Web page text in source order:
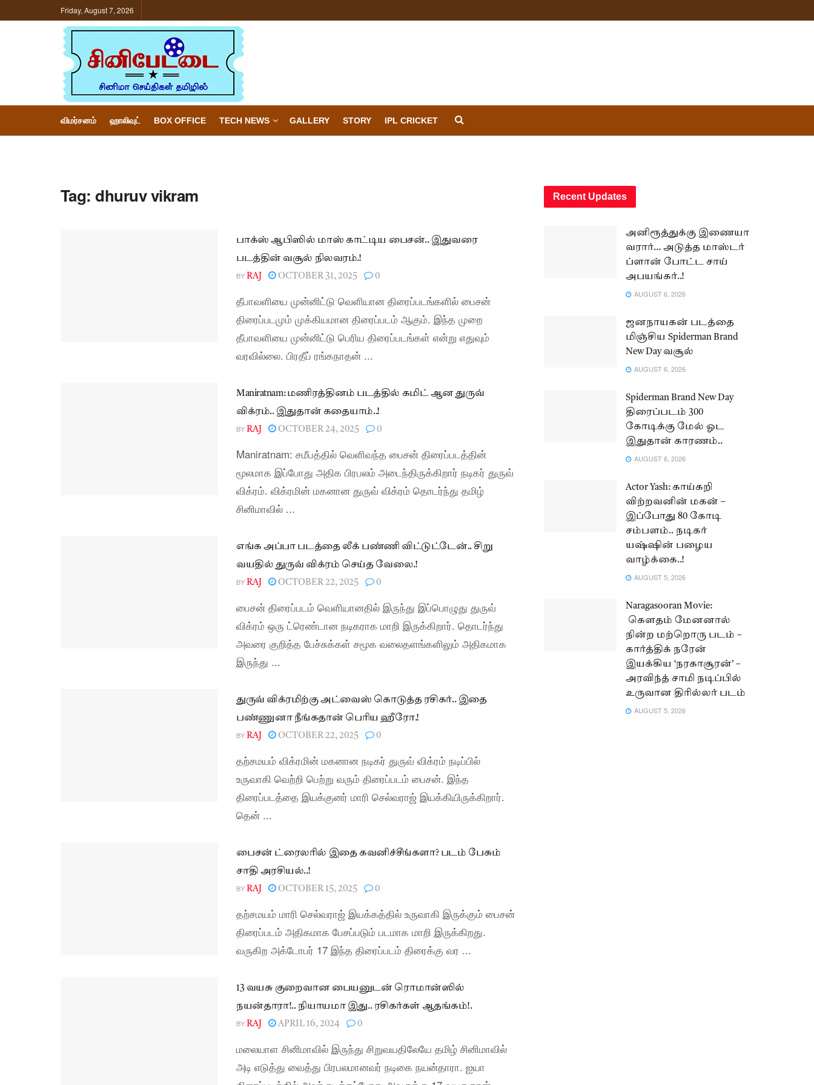
Friday, August 7, 2026
விமர்சனம் ஹாலிவுட் BOX OFFICE TECH NEWS GALLERY STORY IPL CRICKET
Tag:dhuruv vikram
பாக்ஸ் ஆபிஸில் மாஸ் காட்டிய பைசன்.. இதுவரை
படத்தின் வசூல் நிலவரம்.!
BY RAJ OCTOBER 31, 2025 0
தீபாவளியை முன்னிட்டு வெளியான திரைப்படங்களில் பைசன்
திரைப்படமும் முக்கியமான திரைப்படம் ஆகும். இந்த முறை
தீபாவளியை முன்னிட்டு பெரிய திரைப்படங்கள் என்று எதுவும்
வரவில்லை. பிரதீப் ரங்கநாதன் ...
Maniratnam: மணிரத்தினம் படத்தில் கமிட் ஆன துருவ்
விக்ரம்.. இதுதான் கதையாம்..!
BY RAJ OCTOBER 24, 2025 0
Maniratnam: சமீபத்தில் வெளிவந்த பைசன் திரைப்படத்தின்
மூலமாக இப்போது அதிக பிரபலம் அடைந்திருக்கிறார் நடிகர் துருவ்
விக்ரம். விக்ரமின் மகனான துருவ் விக்ரம் தொடர்ந்து தமிழ்
சினிமாவில் ...
எங்க அப்பா படத்தை லீக் பண்ணி விட்டுட்டேன்.. சிறு
வயதில் துருவ் விக்ரம் செய்த வேலை.!
BY RAJ OCTOBER 22, 2025 0
பைசன் திரைப்படம் வெளியானதில் இருந்து இப்பொழுது துருவ்
விக்ரம் ஒரு ட்ரெண்டான நடிகராக மாறி இருக்கிறார். தொடர்ந்து
அவரை குறித்த பேச்சுக்கள் சமூக வலைதளங்களிலும் அதிகமாக
இருந்து ...
துருவ் விக்ரமிற்கு அட்வைஸ் கொடுத்த ரசிகர்.. இதை
பண்ணுனா நீங்கதான் பெரிய ஹீரோ.!
BY RAJ OCTOBER 22, 2025 0
தற்சமயம் விக்ரமின் மகனான நடிகர் துருவ் விக்ரம் நடிப்பில்
உருவாகி வெற்றி பெற்று வரும் திரைப்படம் பைசன். இந்த
திரைப்படத்தை இயக்குனர் மாரி செல்வராஜ் இயக்கியிருக்கிறார்.
தென் ...
பைசன் ட்ரைலரில் இதை கவனிச்சீங்களா? படம் பேசும்
சாதி அரசியல்..!
BY RAJ OCTOBER 15, 2025 0
தற்சமயம் மாரி செல்வராஜ் இயக்கத்தில் உருவாகி இருக்கும் பைசன்
திரைப்படம் அதிகமாக பேசப்படும் படமாக மாறி இருக்கிறது.
வருகிற அக்டோபர் 17 இந்த திரைப்படம் திரைக்கு வர ...
13 வயசு குறைவான பையனுடன் ரொமான்ஸில்
நயன்தாரா!.. நியாயமா இது.. ரசிகர்கள் ஆதங்கம்!.
BY RAJ APRIL 16, 2024 0
மலையாள சினிமாவில் இருந்து சிறுவயதிலேயே தமிழ் சினிமாவில்
அடி எடுத்து வைத்து பிரபலமானவர் நடிகை நயன்தாரா. ஐயா
Recent Updates
அனிரூத்துக்கு இணையா
வரார்… அடுத்த மாஸ்டர்
ப்ளான் போட்ட சாய்
அபயங்கர்..!
AUGUST 6, 2026
ஜனநாயகன் படத்தை
மிஞ்சிய Spiderman Brand
New Day வசூல்
AUGUST 6, 2026
Spiderman Brand New Day
திரைப்படம் 300
கோடிக்கு மேல் ஓட
இதுதான் காரணம்..
AUGUST 6, 2026
Actor Yash: காய்கறி
விற்றவனின் மகன் –
இப்போது 80 கோடி
சம்பளம்.. நடிகர்
யஷ்ஷின் பழைய
வாழ்க்கை..!
AUGUST 5, 2026
Naragasooran Movie:
கௌதம் மேனனால்
நின்ற மற்றொரு படம் –
கார்த்திக் நரேன்
இயக்கிய ‘நரகாசூரன்’ –
அரவிந்த் சாமி நடிப்பில்
உருவான திரில்லர் படம்
AUGUST 5, 2026